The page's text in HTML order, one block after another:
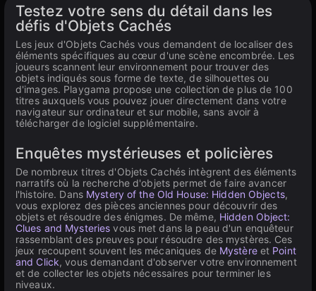
Testez votre sens du détail dans les
défis d'Objets Cachés
Les jeux d'Objets Cachés vous demandent de localiser des
éléments spécifiques au cœur d'une scène encombrée. Les
joueurs scannent leur environnement pour trouver des
objets indiqués sous forme de texte, de silhouettes ou
d'images. Playgama propose une collection de plus de 100
titres auxquels vous pouvez jouer directement dans votre
navigateur sur ordinateur et sur mobile, sans avoir à
télécharger de logiciel supplémentaire.
Enquêtes mystérieuses et policières
De nombreux titres d'Objets Cachés intègrent des éléments
narratifs où la recherche d'objets permet de faire avancer
l'histoire. Dans Mystery of the Old House: Hidden Objects,
vous explorez des pièces anciennes pour découvrir des
objets et résoudre des énigmes. De même, Hidden Object:
Clues and Mysteries vous met dans la peau d'un enquêteur
rassemblant des preuves pour résoudre des mystères. Ces
jeux recoupent souvent les mécaniques de Mystèreet Point
and Click, vous demandant d'observer votre environnement
et de collecter les objets nécessaires pour terminer les
niveaux.